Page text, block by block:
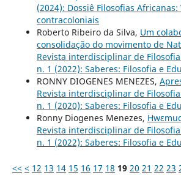
(2024): Dossiê Filosofias
contracoloniais
Roberto Ribeiro da Silva, Um
consolidação do movimento de
Revista interdisciplinar de Filosofia
n. 1 (2022): Saberes: Filosofia e
RONNY DIOGENES MENEZES,
Revista interdisciplinar de Filosofia
n. 1 (2020): Saberes: Filosofia e
Ronny Diogenes Menezes,
Revista interdisciplinar de Filosofia
n. 1 (2022): Saberes: Filosofia e
<< < 12 13 14 15 16 17 18 19 20 21 22 23